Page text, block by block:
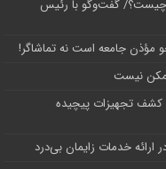
چیست؟/ گفت‌وگو با رئیس
مؤذن جامعه است نه تماشاگر!
نیست
کشف تجهیزات پیچیده